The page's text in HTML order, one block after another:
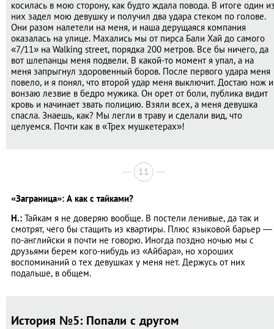
косилась в мою сторону, как будто ждала повода. В итоге один
них задел мою девушку и получил два удара стеком по голове.
Они разом налетели на меня, и наша дерущаяся компания
оказалась на улице. Махались мы от пирса Бали Хай до самого
«7/11» на Walking street, порядка 200 метров. Все бы ничего, да
вот шлепанцы меня подвели. В какой-то момент я упал, а на
меня запрыгнул здоровенный боров. После первого удара меня
повело, и я понял, что второй удар меня выключит. Достаю нож и
вонзаю лезвие в бедро мужика. Он орет от боли, публика видит
кровь и начинает звать полицию. Взяли всех, а меня девушка
спасла. Знаешь, как? Мы легли в траву и сделали вид, что
целуемся. Почти как в «Трех мушкетерах»!
11
«Заграница»: А как с тайками?
Н.: Тайкам я не доверяю вообще. В постели ленивые, да так и
смотрят, чего бы стащить из квартиры. Плюс языковой барьер ―
по-английски я почти не говорю. Иногда поздно ночью мы с
друзьями берем кого-нибудь из «Айбара», но хороших
воспоминаний о тех девушках у меня нет. Держусь от них
подальше, в общем.
История №5: Попали с другом